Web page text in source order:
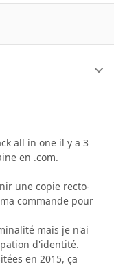
all in one il y a 3
en .com.
une copie recto-
commande pour
mais je n'ai
d'identité.
en 2015, ça